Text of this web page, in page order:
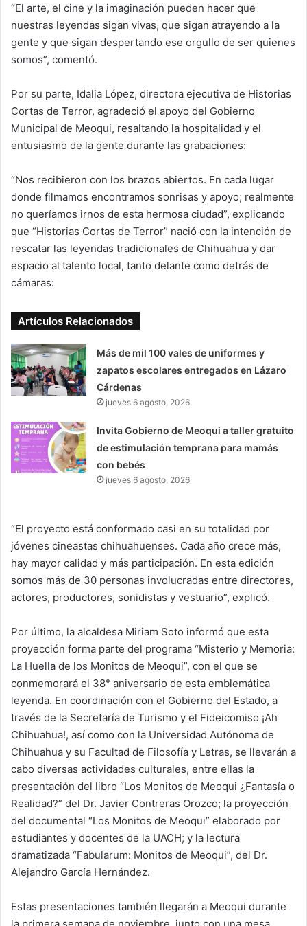
“El arte, el cine y la imaginación pueden hacer que
nuestras leyendas sigan vivas, que sigan atrayendo a la
gente y que sigan despertando ese orgullo de ser quienes
somos”, comentó.
Por su parte, Idalia López, directora ejecutiva de Historias
Cortas de Terror, agradeció el apoyo del Gobierno
Municipal de Meoqui, resaltando la hospitalidad y el
entusiasmo de la gente durante las grabaciones:
“Nos recibieron con los brazos abiertos. En cada lugar
donde filmamos encontramos sonrisas y apoyo; realmente
no queríamos irnos de esta hermosa ciudad”, explicando
que “Historias Cortas de Terror” nació con la intención de
rescatar las leyendas tradicionales de Chihuahua y dar
espacio al talento local, tanto delante como detrás de
cámaras:
Artículos Relacionados
Más de mil 100 vales de uniformes y
zapatos escolares entregados en Lázaro
Cárdenas
jueves 6 agosto, 2026
Invita Gobierno de Meoqui a taller gratuito
de estimulación temprana para mamás
con bebés
jueves 6 agosto, 2026
“El proyecto está conformado casi en su totalidad por
jóvenes cineastas chihuahuenses. Cada año crece más,
hay mayor calidad y más participación. En esta edición
somos más de 30 personas involucradas entre directores,
actores, productores, sonidistas y vestuario”, explicó.
Por último, la alcaldesa Miriam Soto informó que esta
proyección forma parte del programa “Misterio y Memoria:
La Huella de los Monitos de Meoqui”, con el que se
conmemorará el 38° aniversario de esta emblemática
leyenda. En coordinación con el Gobierno del Estado, a
través de la Secretaría de Turismo y el Fideicomiso ¡Ah
Chihuahua!, así como con la Universidad Autónoma de
Chihuahua y su Facultad de Filosofía y Letras, se llevarán a
cabo diversas actividades culturales, entre ellas la
presentación del libro “Los Monitos de Meoqui ¿Fantasía o
Realidad?” del Dr. Javier Contreras Orozco; la proyección
del documental “Los Monitos de Meoqui” elaborado por
estudiantes y docentes de la UACH; y la lectura
dramatizada “Fabularum: Monitos de Meoqui”, del Dr.
Alejandro García Hernández.
Estas presentaciones también llegarán a Meoqui durante